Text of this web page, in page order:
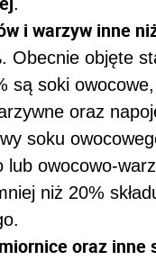
i warzyw inne
. Obecnie objęte
są soki
oraz
soku
lub owocowo-
niż 20%
oraz inne